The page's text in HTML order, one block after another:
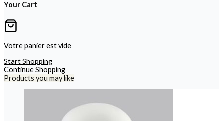
Your Cart
Votre panier est vide
Start Shopping
Continue Shopping
Products you may like